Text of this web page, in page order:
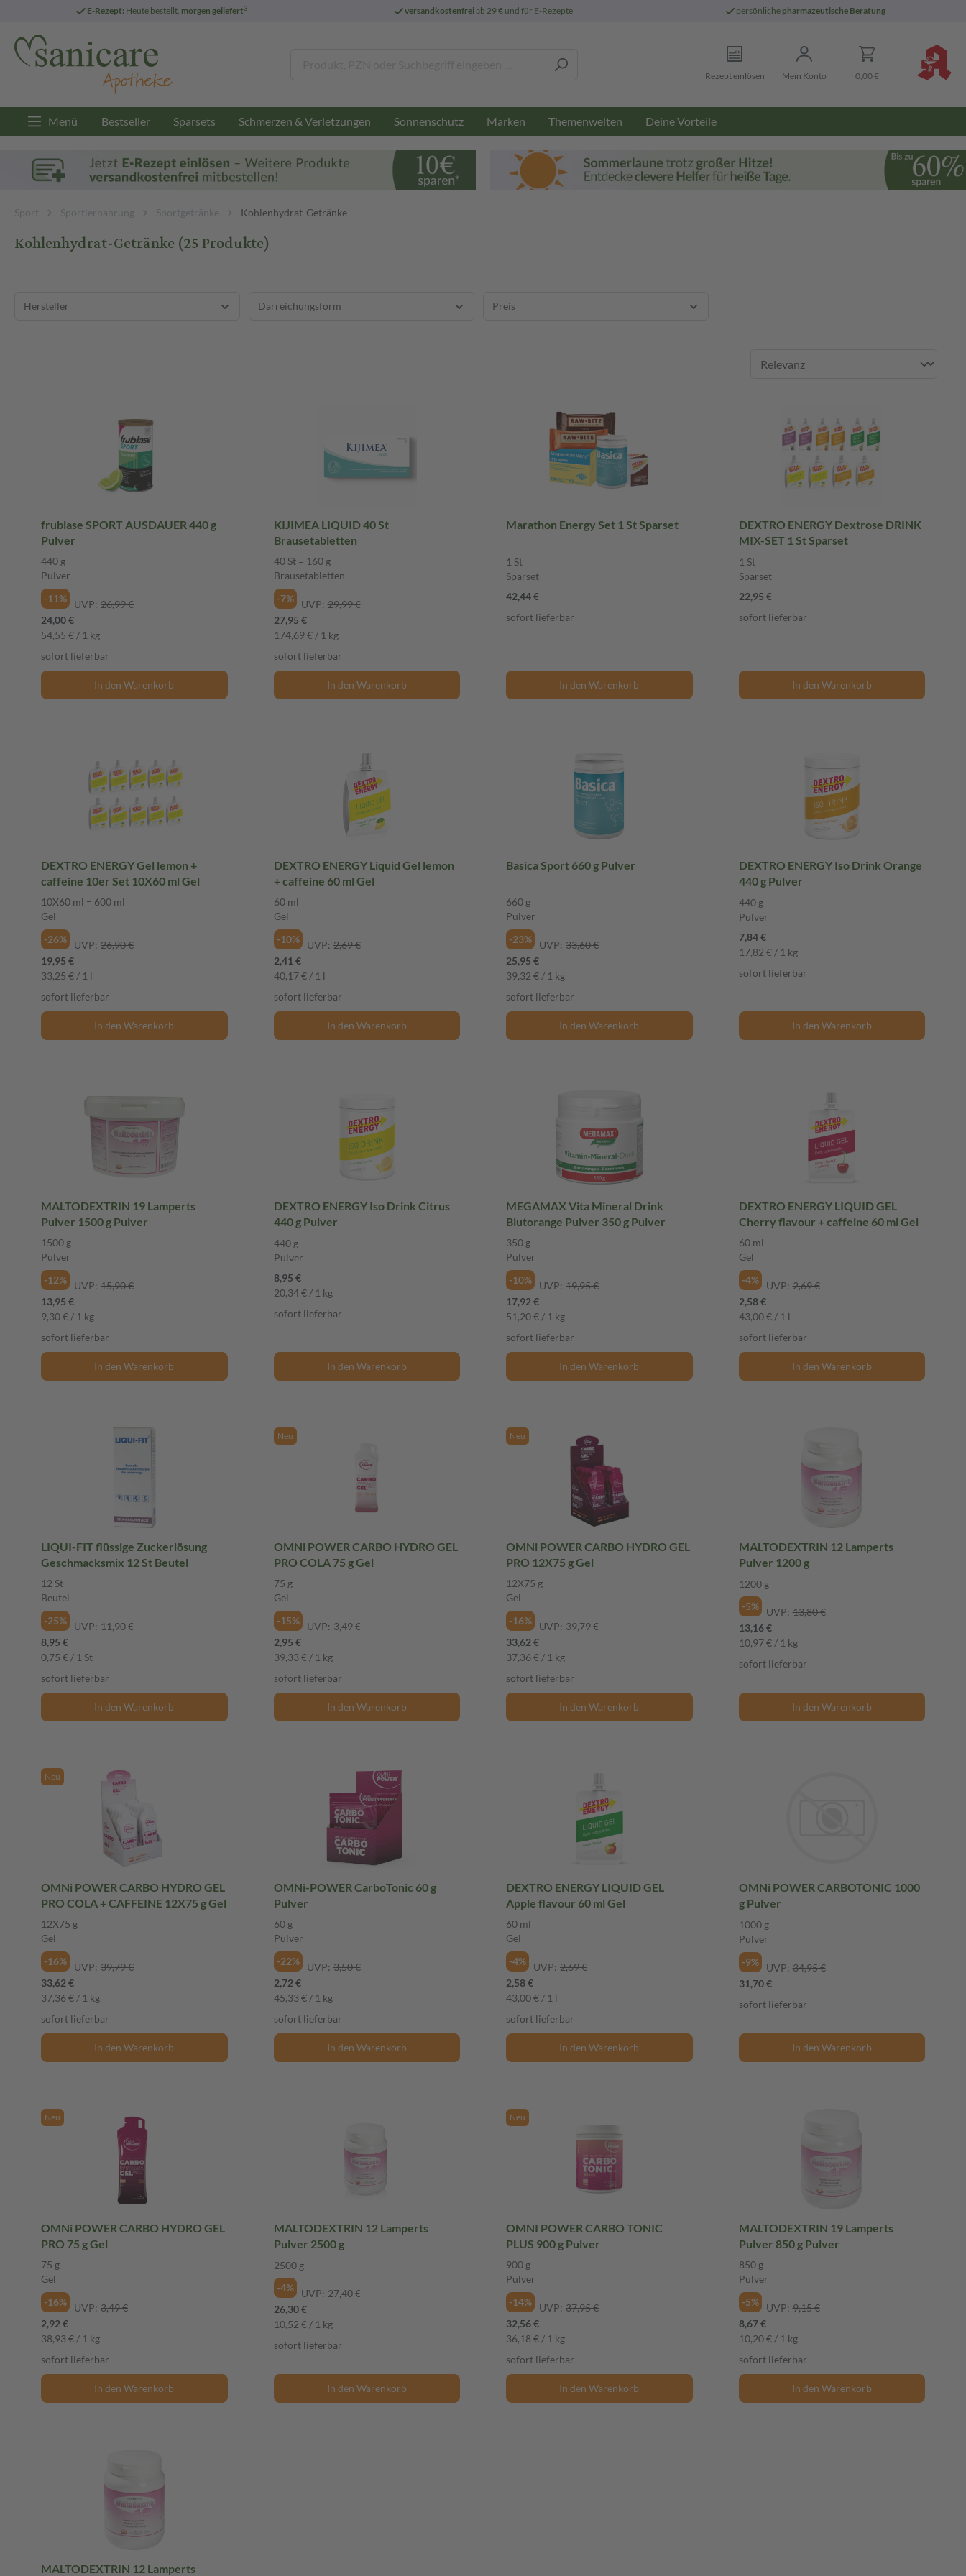
E-Rezept: Heute bestellt, morgen geliefert3 versandkostenfreiab 29 € und für E-Rezepte persönliche pharmazeutische Beratung
Rezept einlösen Mein Konto 0,00 €
Menü Bestseller Sparsets Schmerzen & Verletzungen Sonnenschutz Marken Themenwelten Deine Vorteile
Sport Sportlernahrung Sportgetränke Kohlenhydrat-Getränke
Kohlenhydrat-Getränke(25 Produkte)
Hersteller Darreichungsform Preis
frubiase SPORT AUSDAUER 440 g
Pulver
440 g
Pulver
-11%
UVP: 26,99 €
24,00 €
54,55 € / 1 kg
sofort lieferbar
In den Warenkorb
KIJIMEA LIQUID 40 St
Brausetabletten
40 St = 160 g
Brausetabletten
-7%
UVP: 29,99 €
27,95 €
174,69 € / 1 kg
sofort lieferbar
In den Warenkorb
Marathon Energy Set 1 St Sparset
1 St
Sparset
42,44 €
sofort lieferbar
In den Warenkorb
DEXTRO ENERGY Dextrose DRINK
MIX-SET 1 St Sparset
1 St
Sparset
22,95 €
sofort lieferbar
In den Warenkorb
DEXTRO ENERGY Gel lemon +
caffeine 10er Set 10X60 ml Gel
10X60 ml = 600 ml
Gel
-26%
UVP: 26,90 €
19,95 €
33,25 € / 1 l
sofort lieferbar
In den Warenkorb
DEXTRO ENERGY Liquid Gel lemon
+ caffeine 60 ml Gel
60 ml
Gel
-10%
UVP: 2,69 €
2,41 €
40,17 € / 1 l
sofort lieferbar
In den Warenkorb
Basica Sport 660 g Pulver
660 g
Pulver
-23%
UVP: 33,60 €
25,95 €
39,32 € / 1 kg
sofort lieferbar
In den Warenkorb
DEXTRO ENERGY Iso Drink Orange
440 g Pulver
440 g
Pulver
7,84 €
17,82 € / 1 kg
sofort lieferbar
In den Warenkorb
MALTODEXTRIN 19 Lamperts
Pulver 1500 g Pulver
1500 g
Pulver
-12%
UVP: 15,90 €
13,95 €
9,30 € / 1 kg
sofort lieferbar
In den Warenkorb
DEXTRO ENERGY Iso Drink Citrus
440 g Pulver
440 g
Pulver
8,95 €
20,34 € / 1 kg
sofort lieferbar
In den Warenkorb
MEGAMAX Vita Mineral Drink
Blutorange Pulver 350 g Pulver
350 g
Pulver
-10%
UVP: 19,95 €
17,92 €
51,20 € / 1 kg
sofort lieferbar
In den Warenkorb
DEXTRO ENERGY LIQUID GEL
Cherry flavour + caffeine 60 ml Gel
60 ml
Gel
-4%
UVP: 2,69 €
2,58 €
43,00 € / 1 l
sofort lieferbar
In den Warenkorb
LIQUI-FIT flüssige Zuckerlösung
Geschmacksmix 12 St Beutel
12 St
Beutel
-25%
UVP: 11,90 €
8,95 €
0,75 € / 1 St
sofort lieferbar
In den Warenkorb
Neu
OMNi POWER CARBO HYDRO GEL
PRO COLA 75 g Gel
75 g
Gel
-15%
UVP: 3,49 €
2,95 €
39,33 € / 1 kg
sofort lieferbar
In den Warenkorb
Neu
OMNi POWER CARBO HYDRO GEL
PRO 12X75 g Gel
12X75 g
Gel
-16%
UVP: 39,79 €
33,62 €
37,36 € / 1 kg
sofort lieferbar
In den Warenkorb
MALTODEXTRIN 12 Lamperts
Pulver 1200 g
1200 g
-5%
UVP: 13,80 €
13,16 €
10,97 € / 1 kg
sofort lieferbar
In den Warenkorb
Neu
OMNi POWER CARBO HYDRO GEL
PRO COLA + CAFFEINE 12X75 g Gel
12X75 g
Gel
-16%
UVP: 39,79 €
33,62 €
37,36 € / 1 kg
sofort lieferbar
In den Warenkorb
OMNi-POWER CarboTonic 60 g
Pulver
60 g
Pulver
-22%
UVP: 3,50 €
2,72 €
45,33 € / 1 kg
sofort lieferbar
In den Warenkorb
DEXTRO ENERGY LIQUID GEL
Apple flavour 60 ml Gel
60 ml
Gel
-4%
UVP: 2,69 €
2,58 €
43,00 € / 1 l
sofort lieferbar
In den Warenkorb
OMNi POWER CARBOTONIC 1000
g Pulver
1000 g
Pulver
-9%
UVP: 34,95 €
31,70 €
sofort lieferbar
In den Warenkorb
Neu
OMNi POWER CARBO HYDRO GEL
PRO 75 g Gel
75 g
Gel
-16%
UVP: 3,49 €
2,92 €
38,93 € / 1 kg
sofort lieferbar
In den Warenkorb
MALTODEXTRIN 12 Lamperts
Pulver 2500 g
2500 g
-4%
UVP: 27,40 €
26,30 €
10,52 € / 1 kg
sofort lieferbar
In den Warenkorb
Neu
OMNI POWER CARBO TONIC
PLUS 900 g Pulver
900 g
Pulver
-14%
UVP: 37,95 €
32,56 €
36,18 € / 1 kg
sofort lieferbar
In den Warenkorb
MALTODEXTRIN 19 Lamperts
Pulver 850 g Pulver
850 g
Pulver
-5%
UVP: 9,15 €
8,67 €
10,20 € / 1 kg
sofort lieferbar
In den Warenkorb
MALTODEXTRIN 12 Lamperts